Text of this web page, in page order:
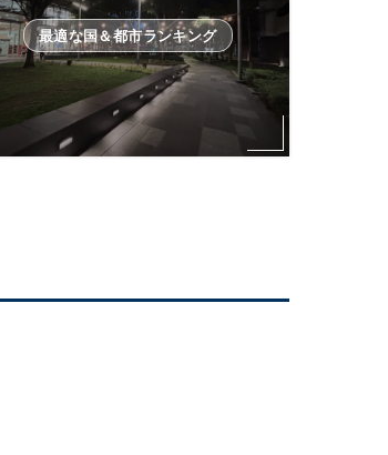
最適な国＆都市ランキング